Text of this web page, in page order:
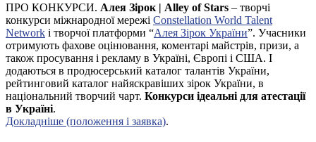
ПРО КОНКУРСИ. Алея Зірок | Alley of Stars – творчі
конкурси міжнародної мережі Constellation World Talent
Network і творчої платформи “Алея Зірок України”. Учасники
отримують фахове оцінювання, коментарі майстрів, призи, а
також просування і рекламу в Україні, Європі і США. І
додаються в продюсерський каталог талантів України,
рейтинговий каталог найяскравіших зірок України, в
національний творчий чарт. Конкурси ідеальні для атестації
в Україні.
Докладніше (положення і заявка).